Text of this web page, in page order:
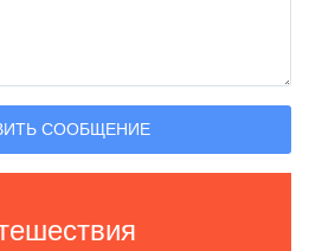
СООБЩЕНИЕ